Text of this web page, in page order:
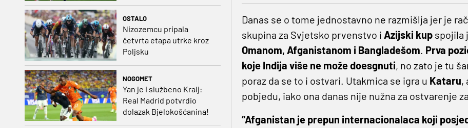
OSTALO
Nizozemcu pripala
četvrta etapa utrke kroz
Poljsku
NOGOMET
Yan je i službeno Kralj:
Real Madrid potvrdio
dolazak Bjelokošćanina!
Danas se o tome jednostavno ne razmišlja jer je
skupina za Svjetsko prvenstvo i Azijski kupspojila
Omanom, Afganistanom i Bangladešom. Prva
koje Indija više ne može doesgnuti, no zato je tu
poraz da se to i ostvari. Utakmica se igra u Kataru,
pobjedu, iako ona danas nije nužna za ostvarenje
“Afganistan je prepun internacionalaca koji